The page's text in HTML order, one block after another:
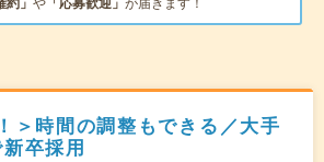
＞時間の調整もできる／大手
卒採用